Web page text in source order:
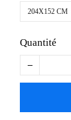
204X152 CM
Quantité